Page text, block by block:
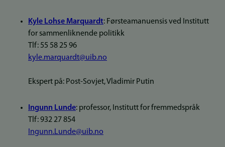
Kyle Lohse Marquardt: Førsteamanuensis ved Institutt
for sammenliknende politikk
Tlf: 55 58 25 96
kyle.marquardt@uib.no
Ekspert på: Post-Sovjet, Vladimir Putin
Ingunn Lunde: professor, Institutt for fremmedspråk
Tlf: 932 27 854
Ingunn.Lunde@uib.no